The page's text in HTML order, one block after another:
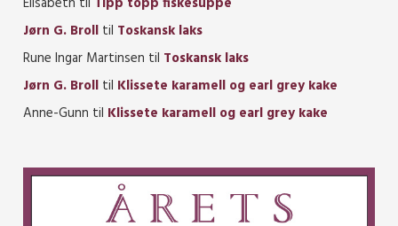
Jørn G. Broll til Toskansk laks
Rune Ingar Martinsen til Toskansk laks
Jørn G. Broll til Klissete karamell og earl grey kake
Anne-Gunn til Klissete karamell og earl grey kake